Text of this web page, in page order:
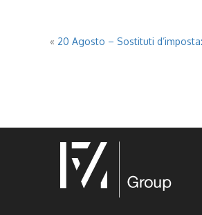
« 20 Agosto – Sostituti